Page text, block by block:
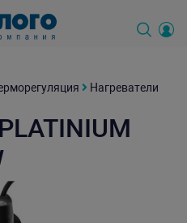
Нагреватели